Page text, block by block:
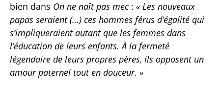
bien dans On ne naît pas mec: « Les nouveaux
papas seraient (…) ces hommes férus d’égalité qui
s’impliqueraient autant que les femmes dans
l’éducation de leurs enfants. À la fermeté
légendaire de leurs propres pères, ils opposent un
amour paternel tout en douceur. »